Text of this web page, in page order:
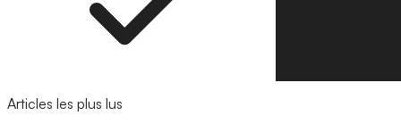
Articles les plus lus